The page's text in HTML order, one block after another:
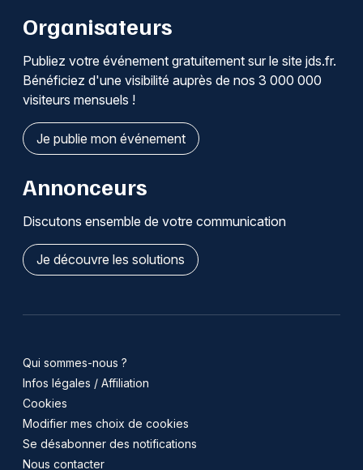
Organisateurs
Publiez votre événement gratuitement sur le site jds.fr.
Bénéficiez d'une visibilité auprès de nos 3 000 000
visiteurs mensuels !
Je publie mon événement
Annonceurs
Discutons ensemble de votre communication
Je découvre les solutions
Qui sommes-nous ?
Infos légales / Affiliation
Cookies
Modifier mes choix de cookies
Se désabonner des notifications
Nous contacter